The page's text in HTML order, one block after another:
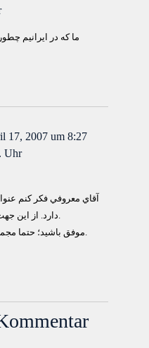
ما كه در ايرانيم
17, 2007 um 8:27
Uhr
آقاي معروفي فكر كنم